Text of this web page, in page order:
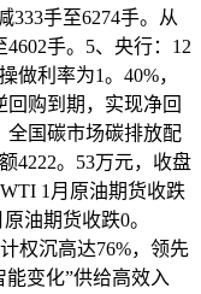
333手至6274手。从
手。5、央行：12
做利率为1。40%，
回购到期，实现净回
全国碳市场碳排放配
4222。53万元，收盘
1月原油期货收跌
油期货收跌0。
权沉高达76%，领先
变化”供给高效入